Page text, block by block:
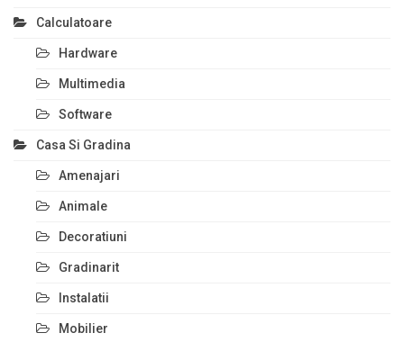
Calculatoare
Hardware
Multimedia
Software
Casa Si Gradina
Amenajari
Animale
Decoratiuni
Gradinarit
Instalatii
Mobilier